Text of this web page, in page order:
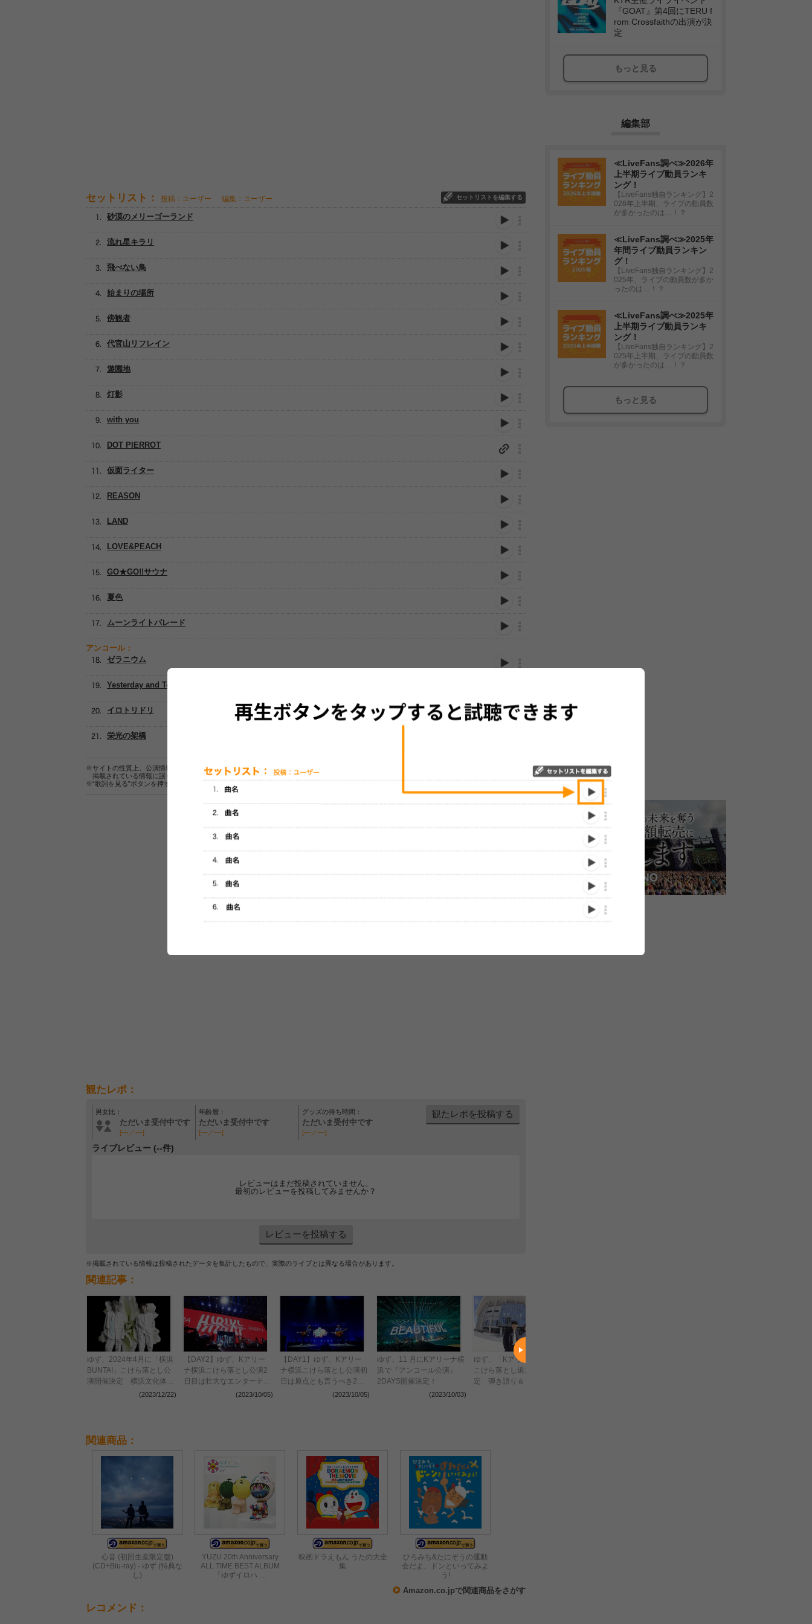
セットリスト： 投稿：ユーザー 編集：ユーザー セットリストを編集する
代官山リフレイン
流れ星キラリ
遊園地
傍観者
始まりの場所
砂漠のメリーゴーランド
飛べない鳥
灯影
with you
DOT PIERROT
仮面ライター
REASON
LAND
LOVE&PEACH
GO★GO!!サウナ
夏色
ムーンライトパレード
アンコール：
ゼラニウム
Yesterday and Tomorrow
イロトリドリ
栄光の架橋
※サイトの性質上、公演情報およびセットリスト情報の正確性は保証されませんので、あらかじめご了承ください。
掲載されている情報に誤りがある場合は、こちらよりご連絡をお願い致します。
※“歌詞を見る”ボタンを押すと、株式会社ページワンが運営する歌詞サイト「
セットリストをプレイリストにして保存する
観たレポ：
男女比：
ただいま受付中です
[---／---]
年齢層：
ただいま受付中です
[---／---]
グッズの待ち時間：
ただいま受付中です
[---／---]
観たレポを投稿する
ライブレビュー (--件)
レビューはまだ投稿されていません。
最初のレビューを投稿してみませんか？
レビューを投稿する
※掲載されている情報は投稿されたデータを集計したもので、実際のライブとは異なる場合があります。
関連記事：
ゆず、2024年4月に「横浜
BUNTAI」こけら落とし公
演開催決定 横浜文化体育
館の幕を閉じたオンライン
(2023/12/22)
【DAY2】ゆず、Kアリー
ナ横浜こけら落とし公演2
日目は壮大なエンターテイ
ンメントで会場を震わせる
(2023/10/05)
【DAY1】ゆず、Kアリー
ナ横浜こけら落とし公演初
日は原点とも言うべき2人
きりのステージで2万人を
(2023/10/05)
ゆず、11 月にKアリーナ横
浜で『アンコール公演』
2DAYS開催決定！
(2023/10/03)
ゆず、「Kアリーナ横浜」
こけら落とし追加公演が決
定 弾き語り＆フルバンド
関連商品：
心音 (初回生産限定盤)
(CD+Blu-ray) - ゆず (特典な
し)
YUZU 20th Anniversary
ALL TIME BEST ALBUM
「ゆずイロハ …
映画ドラえもん うたの大全
集
ひろみち&たにぞうの運動
会だよ、ドンといってみよ
う!
Amazon.co.jpで関連商品をさがす
レコメンド：
『GOAT』第4回にTERU f
rom Crossfaithの出演が決
定
もっと見る
編集部
≪LiveFans調べ≫2026年
上半期ライブ動員ランキ
ング！
【LiveFans独自ランキング】2
026年上半期、ライブの動員数
が多かったのは…！？
≪LiveFans調べ≫2025年
年間ライブ動員ランキン
グ！
【LiveFans独自ランキング】2
025年、ライブの動員数が多か
ったのは…！？
≪LiveFans調べ≫2025年
上半期ライブ動員ランキ
ング！
【LiveFans独自ランキング】2
025年上半期、ライブの動員数
が多かったのは…！？
もっと見る